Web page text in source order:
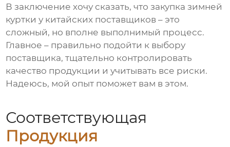
В заключение хочу сказать, что закупказимней
куртки у китайских поставщиков – это
сложный, но вполне выполнимый процесс.
Главное – правильно подойти к выбору
поставщика, тщательно контролировать
качество продукции и учитывать все риски.
Надеюсь, мой опыт поможет вам в этом.
Соответствующая
Продукция